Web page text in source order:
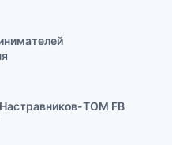
TOM FB